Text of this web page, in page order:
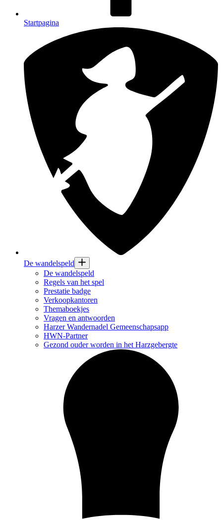
Startpagina
De wandelspeld
De wandelspeld
Regels van het spel
Prestatie badge
Verkoopkantoren
Themaboekjes
Vragen en antwoorden
Harzer Wandernadel Gemeenschapsapp
HWN-Partner
Gezond ouder worden in het Harzgebergte